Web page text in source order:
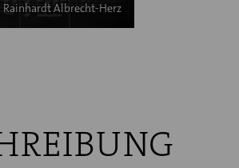
Albrecht-Herz